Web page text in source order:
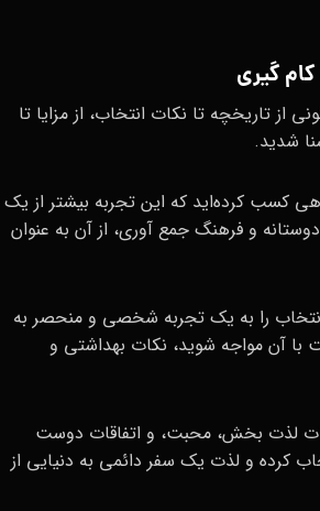
گیری
از تاریخچه تا نکات انتخاب، از مزایا تا
شدید.
کسب کرده‌اید که این تجربه بیشتر از یک
و فرهنگ جمع‌ آوری، از آن به عنوان
انتخاب را به یک تجربه شخصی و منحصر به
با آن مواجه شوید، نکات بهداشتی و
لذت‌ بخش، محبت، و اتفاقات دوست‌
کرده و لذت یک سفر دائمی به دنیایی از